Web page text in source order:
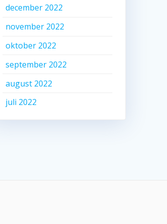
december 2022
november 2022
oktober 2022
september 2022
august 2022
juli 2022